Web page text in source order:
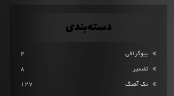
دسته‌بندی
بیوگرافی 2
تفسیر 8
تک آهنگ 127